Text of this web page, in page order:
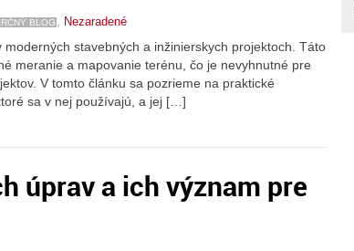
BLOG , Nezaradené
stavebných a inžinierskych projektoch. Táto
meranie a mapovanie terénu, čo je nevyhnutné pre
V tomto článku sa pozrieme na praktické
sa v nej používajú, a jej […]
úprav a ich význam pre